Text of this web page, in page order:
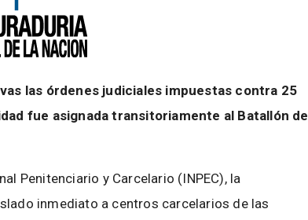
las órdenes judiciales impuestas contra 25
fue asignada transitoriamente al Batallón de
Penitenciario y Carcelario (INPEC), la
inmediato a centros carcelarios de las